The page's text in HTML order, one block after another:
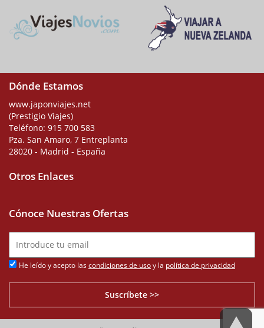
Dónde Estamos
www.japonviajes.net
(Prestigio Viajes)
Teléfono: 915 700 583
Pza. San Amaro, 7 Entreplanta
28020 - Madrid - España
Otros Enlaces
Cónoce Nuestras Ofertas
He leído y acepto lascondiciones de usoy la política de privacidad